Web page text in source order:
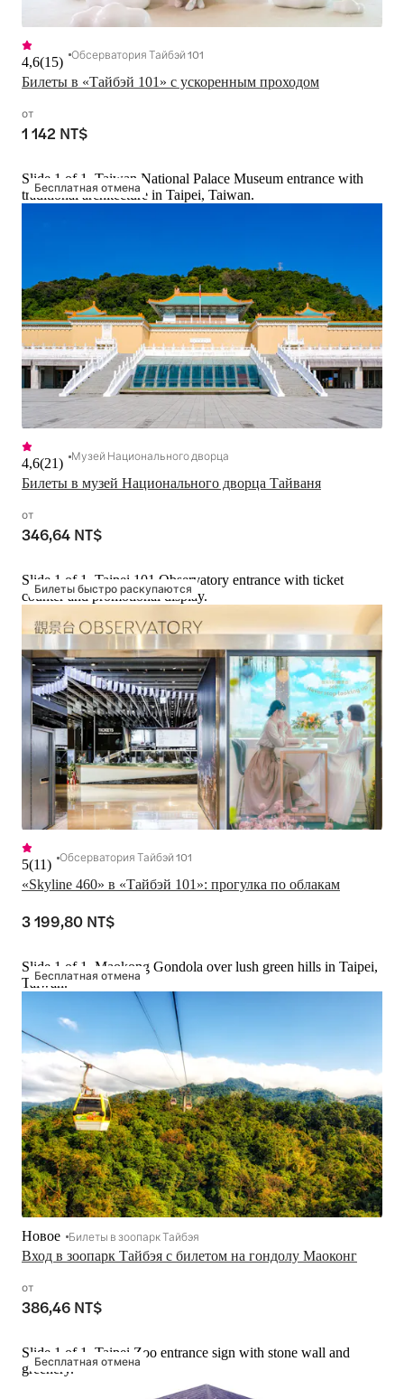
Билеты в «Тайбэй 101» с ускоренным проходом
4,6(15) Обсерватория Тайбэй 101
от
1 142 NT$
Бесплатная отмена
Slide 1 of 1, Taiwan National Palace Museum entrance with
traditional architecture in Taipei, Taiwan.
Билеты в музей Национального дворца Тайваня
4,6(21) Музей Национального дворца
от
346,64 NT$
Билеты быстро раскупаются
Slide 1 of 1, Taipei 101 Observatory entrance with ticket
counter and promotional display.
«Skyline 460» в «Тайбэй 101»: прогулка по облакам
5(11) Обсерватория Тайбэй 101
3 199,80 NT$
Бесплатная отмена
Slide 1 of 1, Maokong Gondola over lush green hills in Taipei,
Taiwan.
Вход в зоопарк Тайбэя с билетом на гондолу Маоконг
Новое Билеты в зоопарк Тайбэя
от
386,46 NT$
Бесплатная отмена
Slide 1 of 1, Taipei Zoo entrance sign with stone wall and
greenery.